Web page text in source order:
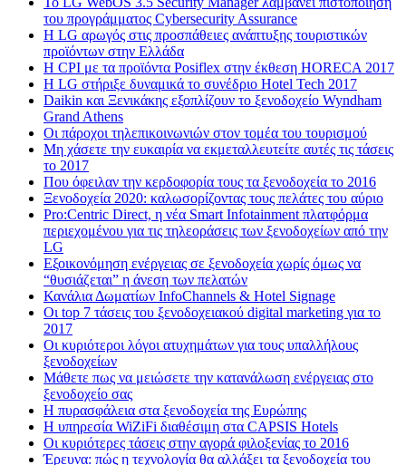
του προγράμματος Cybersecurity Assurance
Η LG αρωγός στις προσπάθειες ανάπτυξης τουριστικών
προϊόντων στην Ελλάδα
Η CPI με τα προϊόντα Posiflex στην έκθεση HORECA 2017
H LG στήριξε δυναμικά το συνέδριο Hotel Tech 2017
Daikin και Ξενικάκης εξοπλίζουν το ξενοδοχείο Wyndham
Grand Athens
Οι πάροχοι τηλεπικοινωνιών στον τομέα του τουρισμού
Μη χάσετε την ευκαιρία να εκμεταλλευτείτε αυτές τις τάσεις
το 2017
Που όφειλαν την κερδοφορία τους τα ξενοδοχεία το 2016
Ξενοδοχεία 2020: καλωσορίζοντας τους πελάτες του αύριο
Pro:Centric Direct, η νέα Smart Infotainment πλατφόρμα
περιεχομένου για τις τηλεοράσεις των ξενοδοχείων από την
LG
Εξοικονόμηση ενέργειας σε ξενοδοχεία χωρίς όμως να
“θυσιάζεται” η άνεση των πελατών
Κανάλια Δωματίων InfoChannels & Hotel Signage
Οι top 7 τάσεις του ξενοδοχειακού digital marketing για το
2017
Οι κυριότεροι λόγοι ατυχημάτων για τους υπαλλήλους
ξενοδοχείων
Μάθετε πως να μειώσετε την κατανάλωση ενέργειας στο
ξενοδοχείο σας
Η πυρασφάλεια στα ξενοδοχεία της Ευρώπης
Η υπηρεσία WiZiFi διαθέσιμη στα CAPSIS Hotels
Οι κυριότερες τάσεις στην αγορά φιλοξενίας το 2016
Έρευνα: πώς η τεχνολογία θα αλλάξει τα ξενοδοχεία του